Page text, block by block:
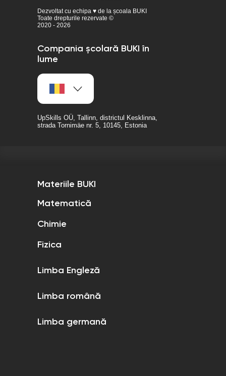
Dezvoltat cu echipa ♥ de la școala BUKI
Toate drepturile rezervate ©
2020 - 2026
Compania școlară BUKI în
lume
UpSkills OÜ, Tallinn, districtul Kesklinna,
strada Tornimäe nr. 5, 10145, Estonia
Materiile BUKI
Matematică
Chimie
Fizica
Limba Engleză
Limba română
Limba germană